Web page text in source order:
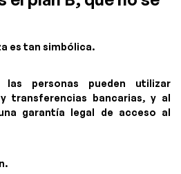
es tan simbólica.
las personas pueden utilizar
transferencias bancarias, y al
garantía legal de acceso al